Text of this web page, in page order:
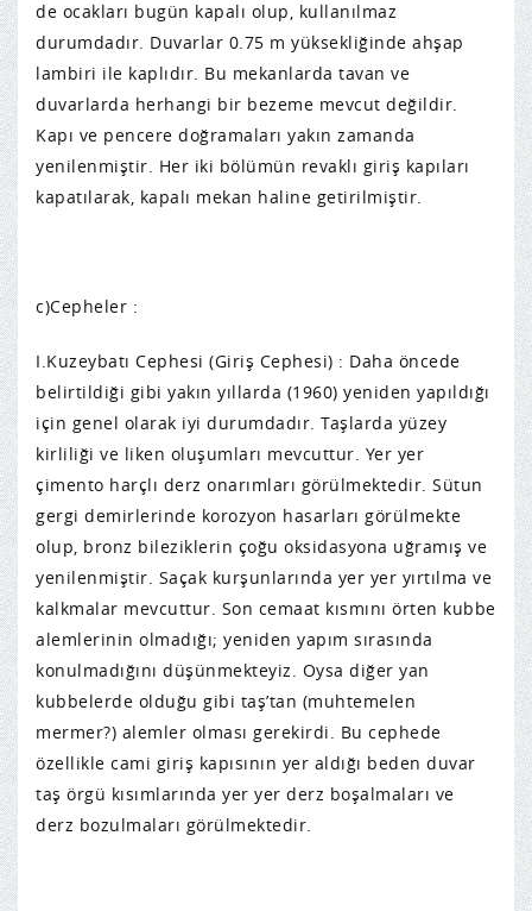
de ocakları bugün kapalı olup, kullanılmaz
durumdadır. Duvarlar 0.75 m yüksekliğinde ahşap
lambiri ile kaplıdır. Bu mekanlarda tavan ve
duvarlarda herhangi bir bezeme mevcut değildir.
Kapı ve pencere doğramaları yakın zamanda
yenilenmiştir. Her iki bölümün revaklı giriş kapıları
kapatılarak, kapalı mekan haline getirilmiştir.
c)Cepheler :
I.Kuzeybatı Cephesi (Giriş Cephesi) : Daha öncede
belirtildiği gibi yakın yıllarda (1960) yeniden yapıldığı
için genel olarak iyi durumdadır. Taşlarda yüzey
kirliliği ve liken oluşumları mevcuttur. Yer yer
çimento harçlı derz onarımları görülmektedir. Sütun
gergi demirlerinde korozyon hasarları görülmekte
olup, bronz bileziklerin çoğu oksidasyona uğramış ve
yenilenmiştir. Saçak kurşunlarında yer yer yırtılma ve
kalkmalar mevcuttur. Son cemaat kısmını örten kubbe
alemlerinin olmadığı; yeniden yapım sırasında
konulmadığını düşünmekteyiz. Oysa diğer yan
kubbelerde olduğu gibi taş’tan (muhtemelen
mermer?) alemler olması gerekirdi. Bu cephede
özellikle cami giriş kapısının yer aldığı beden duvar
taş örgü kısımlarında yer yer derz boşalmaları ve
derz bozulmaları görülmektedir.